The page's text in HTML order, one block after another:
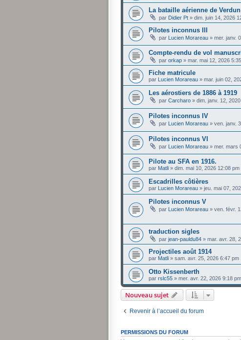
La bataille aérienne de Verdun
par Didier Pt » dim. juin 14, 2026
Pilotes inconnus III
par Lucien Morareau » mer. janv.
Compte-rendu de vol
par orkap » mar. mai 12, 2026
Fiche matricule
par Lucien Morareau » mar. juin 02,
Les aérostiers de 1886 à 1919
par Carcharo » dim. janv. 12,
Pilotes inconnus IV
par Lucien Morareau » ven. janv.
Pilotes inconnus VI
par Lucien Morareau » mer. mars
Pilote au SFA en 1916.
par Matli » dim. mai 10, 2026 12:08 pm
Escadrilles côtières
par Lucien Morareau » jeu. mai 07,
Pilotes inconnus V
par Lucien Morareau » ven. févr.
traduction sigles
par jean-pauldu84 » mar. avr. 28,
Projectiles août 1914
par Matli » sam. avr. 25, 2026 6:47 pm
Otto Kissenberth
par rslc55 » mer. avr. 22, 2026 9:18 pm
Nouveau sujet
Revenir à l’accueil du forum
PERMISSIONS DU FORUM